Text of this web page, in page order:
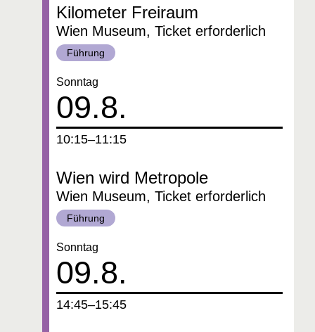
Kilometer Freiraum
Wien Museum, Ticket erforderlich
Kategorie:
Führung
Wien wird Metropole
Wien Museum, Ticket erforderlich
Kategorie:
Führung
Datum:
09.8.
Sonntag
um
10:15–11:15
Datum:
09.8.
Sonntag
um
14:45–15:45